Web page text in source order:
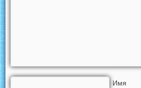
Имя